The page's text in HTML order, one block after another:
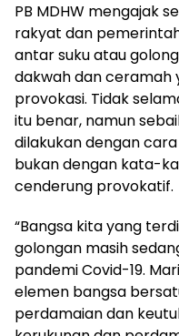
PB MDHW mengajak
rakyat dan
antar suku atau
dakwah dan ceramah
provokasi. Tidak
itu benar, namun
dilakukan dengan
bukan dengan kata-
cenderung provokatif.
“Bangsa kita yang
golongan masih
pandemi Covid-19.
elemen bangsa
perdamaian dan